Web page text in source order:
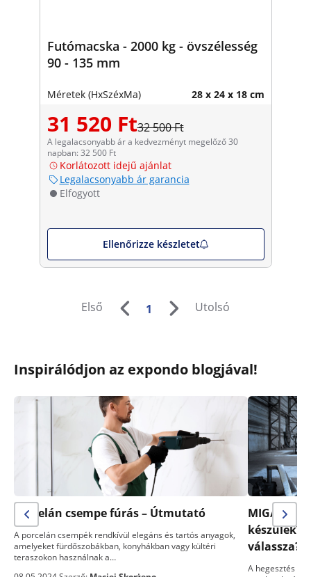
Futómacska - 2000 kg - övszélesség
90 - 135 mm
Méretek (HxSzéxMa) 28 x 24 x 18 cm
31 520 Ft32 500 Ft
A legalacsonyabb ár a kedvezményt megelőző 30
napban: 32 500 Ft
Korlátozott idejű ajánlat
Legalacsonyabb ár garancia
Elfogyott
Ellenőrizze készletet
Első 1 Utolsó
Inspirálódjon az expondo blogjával!
Porcelán csempe fúrás – Útmutató
A porcelán csempék rendkívül elegáns és tartós anyagok,
amelyeket fürdőszobákban, konyhákban vagy kültéri
teraszokon használnak a…
MIG/MAG-
készülék?
válassza?
A hegesztés